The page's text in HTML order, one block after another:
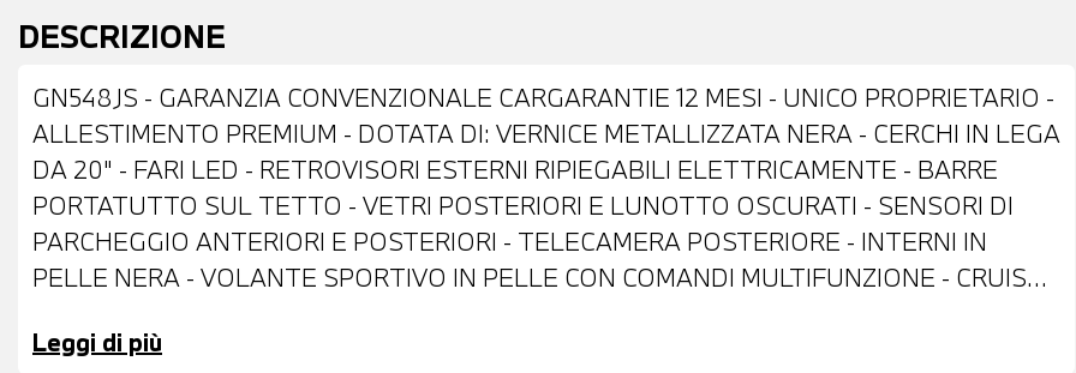
DESCRIZIONE
GN548JS - GARANZIA CONVENZIONALE CARGARANTIE 12 MESI - UNICO PROPRIETARIO -
ALLESTIMENTO PREMIUM - DOTATA DI: VERNICE METALLIZZATA NERA - CERCHI IN LEGA
DA 20" - FARI LED - RETROVISORI ESTERNI RIPIEGABILI ELETTRICAMENTE - BARRE
PORTATUTTO SUL TETTO - VETRI POSTERIORI E LUNOTTO OSCURATI - SENSORI DI
PARCHEGGIO ANTERIORI E POSTERIORI - TELECAMERA POSTERIORE - INTERNI IN
PELLE NERA - VOLANTE SPORTIVO IN PELLE CON COMANDI MULTIFUNZIONE - CRUISE
ELETTRONICO DELLA CORSIA - NAVIGATORE - BLUETOOTH - USB - CLIMATIZZATORE
Leggi di più